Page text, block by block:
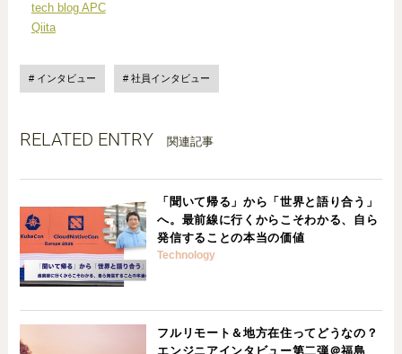
tech blog APC
Qiita
インタビュー 社員インタビュー
RELATED ENTRY 関連記事
「聞いて帰る」から「世界と語り合う」
へ。最前線に行くからこそわかる、自ら
発信することの本当の価値
Technology
フルリモート＆地方在住ってどうなの？
エンジニアインタビュー第二弾＠福島